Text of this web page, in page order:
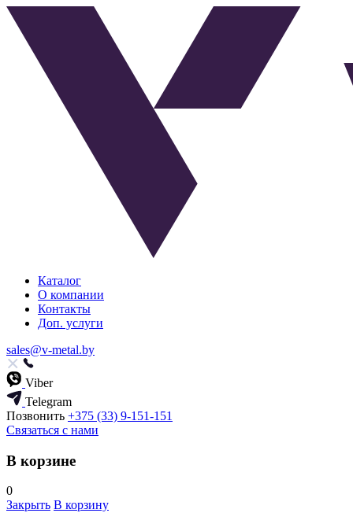
Каталог
О компании
Контакты
Доп. услуги
sales@v-metal.by
Viber
Telegram
Позвонить +375 (33) 9-151-151
Связаться с нами
В корзине
0
Закрыть В корзину